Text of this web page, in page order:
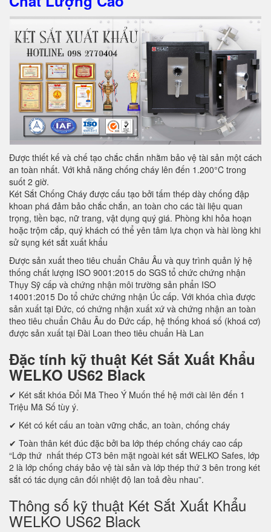
Được thiết kế và chế tạo chắc chắn nhằm bảo vệ tài sản một cách
an toàn nhất. Với khả năng chống cháy lên đến 1.200°C trong
suốt 2 giờ.
Két Sắt Chống Cháy được cấu tạo bởi tấm thép dày chống đập
khoan phá đảm bảo chắc chắn, an toàn cho các tài liệu quan
trọng, tiền bạc, nữ trang, vật dụng quý giá. Phòng khi hỏa hoạn
hoặc trộm cắp, quý khách có thể yên tâm lựa chọn và hài lòng khi
sử sụng két sắt xuất khẩu
Được sản xuất theo tiêu chuẩn Châu Âu và quy trình quản lý hệ
thống chất lượng ISO 9001:2015 do SGS tổ chức chứng nhận
Thụy Sỹ cấp và chứng nhận môi trường sản phẩn ISO
14001:2015 Do tổ chức chứng nhận Úc cấp. Với khóa chìa được
sản xuất tại Đức, có chứng nhận xuất xứ và chứng nhận an toàn
theo tiêu chuẩn Châu Âu do Đức cấp, hệ thống khoá số (khoá cơ)
được sản xuất tại Đài Loan theo tiêu chuẩn Hà Lan
Đặc tính kỹ thuật Két Sắt Xuất Khẩu
WELKO US62 Black
✔ Két sắt khóa Đổi Mã Theo Ý Muốn thế hệ mới cài lên đến 1
Triệu Mã Số tùy ý.
✔ Két có kết cấu an toàn vững chắc, an toàn, chống cháy
✔ Toàn thân két đúc đặc bởi ba lớp thép chống cháy cao cấp
“Lớp thứ nhất thép CT3 bên mặt ngoài két sắt WELKO Safes, lớp
2 là lớp chống cháy bảo vệ tài sản và lớp thép thứ 3 bên trong két
sắt có tác dụng cân đối nhiệt độ lan toả đều nhau”.
Thông số kỹ thuật Két Sắt Xuất Khẩu
WELKO US62 Black